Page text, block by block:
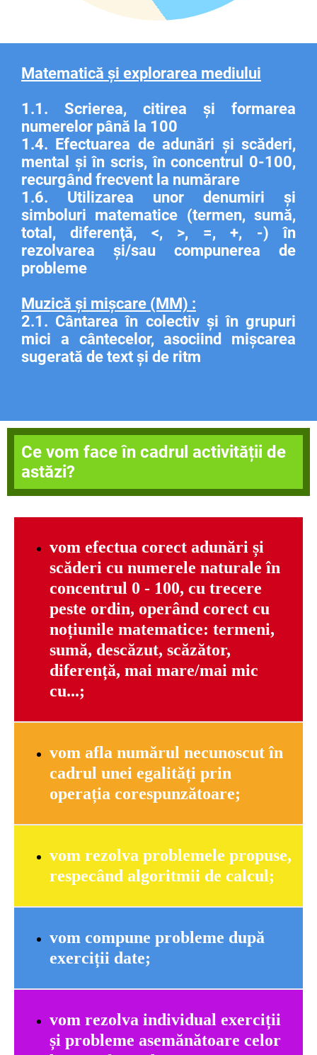
Matematică și explorarea mediului
1.1. Scrierea, citirea şi formarea
numerelor până la 100
1.4. Efectuarea de adunări şi scăderi,
mental şi în scris, în concentrul 0-100,
recurgând frecvent la numărare
1.6. Utilizarea unor denumiri şi
simboluri matematice (termen, sumă,
total, diferenţă, <, >, =, +, -) în
rezolvarea şi/sau compunerea de
probleme
Muzică și mișcare (MM) :
2.1. Cântarea în colectiv şi în grupuri
mici a cântecelor, asociind mişcarea
sugerată de text şi de ritm
Ce vom face în cadrul activității de
astăzi?
vom efectua corect adunări și
scăderi cu numerele naturaleîn
concentrul 0 - 100, cu trecere
peste ordin, operând corect cu
noțiunile matematice: termeni,
sumă, descăzut, scăzător,
diferență, mai mare/mai mic
cu...;
vom afla numărul necunoscut în
cadrul unei egalități prin
operația corespunzătoare;
vom rezolva problemele propuse,
respecând algoritmii de calcul;
vom compune probleme după
exerciții date;
vom rezolva individual exerciții
și probleme asemănătoare celor